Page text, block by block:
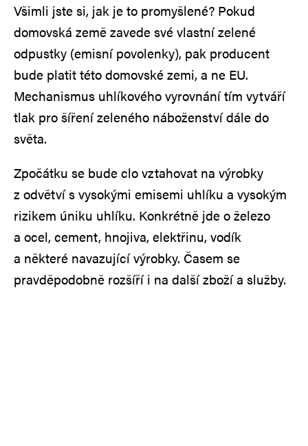
Všimli jste si, jak je to promyšlené? Pokud
domovská země zavede své vlastní zelené
odpustky (emisní povolenky), pak producent
bude platit této domovské zemi, a ne EU.
Mechanismus uhlíkového vyrovnání tím vytváří
tlak pro šíření zeleného náboženství dále do
světa.
Zpočátku se bude clo vztahovat na výrobky
z odvětví s vysokými emisemi uhlíku a vysokým
rizikem úniku uhlíku. Konkrétně jde o železo
a ocel, cement, hnojiva, elektřinu, vodík
a některé navazující výrobky. Časem se
pravděpodobně rozšíří i na další zboží a služby.